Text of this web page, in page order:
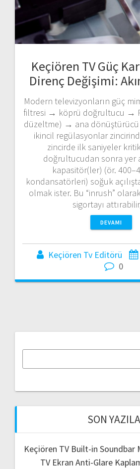
Keçiören TV Güç
Direnç Değişimi:
Modern televizyonların güç
filtresi → köprü doğrultucu →
düzeltme) → ana
ikincil regülasyonlar
zincirde ilk saniyeler
doğrultucudan sonra yer
kapasitör(ler) (ör.
kondansatörleri) soğuk
olmak ister. Bu “inrush”
sigortayı
DEVAMI
Keçiören Tv Editörü
0
SON
Keçiören TV Built-in Soundbar
TV Ekran Anti-Glare